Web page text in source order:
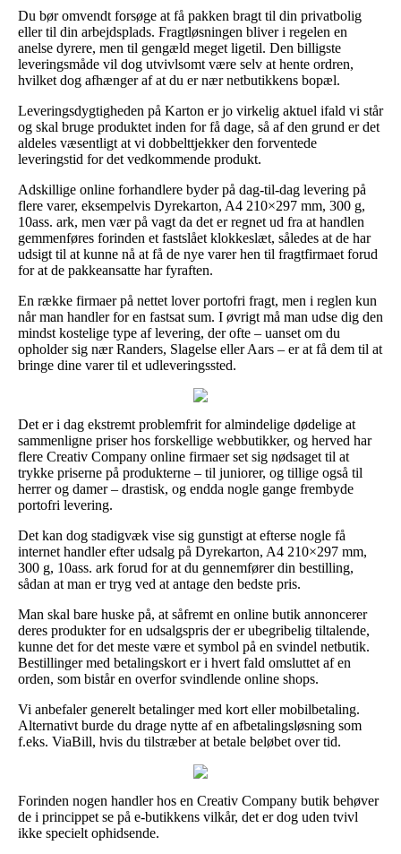
Du bør omvendt forsøge at få pakken bragt til din privatbolig
eller til din arbejdsplads. Fragtløsningen bliver i regelen en
anelse dyrere, men til gengæld meget ligetil. Den billigste
leveringsmåde vil dog utvivlsomt være selv at hente ordren,
hvilket dog afhænger af at du er nær netbutikkens bopæl.
Leveringsdygtigheden på Karton er jo virkelig aktuel ifald vi står
og skal bruge produktet inden for få dage, så af den grund er det
aldeles væsentligt at vi dobbelttjekker den forventede
leveringstid for det vedkommende produkt.
Adskillige online forhandlere byder på dag-til-dag levering på
flere varer, eksempelvis Dyrekarton, A4 210×297 mm, 300 g,
10ass. ark, men vær på vagt da det er regnet ud fra at handlen
gemmenføres forinden et fastslået klokkeslæt, således at de har
udsigt til at kunne nå at få de nye varer hen til fragtfirmaet forud
for at de pakkeansatte har fyraften.
En række firmaer på nettet lover portofri fragt, men i reglen kun
når man handler for en fastsat sum. I øvrigt må man udse dig den
mindst kostelige type af levering, der ofte – uanset om du
opholder sig nær Randers, Slagelse eller Aars – er at få dem til at
bringe dine varer til et udleveringssted.
Det er i dag ekstremt problemfrit for almindelige dødelige at
sammenligne priser hos forskellige webbutikker, og herved har
flere Creativ Company online firmaer set sig nødsaget til at
trykke priserne på produkterne – til juniorer, og tillige også til
herrer og damer – drastisk, og endda nogle gange frembyde
portofri levering.
Det kan dog stadigvæk vise sig gunstigt at efterse nogle få
internet handler efter udsalg på Dyrekarton, A4 210×297 mm,
300 g, 10ass. ark forud for at du gennemfører din bestilling,
sådan at man er tryg ved at antage den bedste pris.
Man skal bare huske på, at såfremt en online butik annoncerer
deres produkter for en udsalgspris der er ubegribelig tiltalende,
kunne det for det meste være et symbol på en svindel netbutik.
Bestillinger med betalingskort er i hvert fald omsluttet af en
orden, som bistår en overfor svindlende online shops.
Vi anbefaler generelt betalinger med kort eller mobilbetaling.
Alternativt burde du drage nytte af en afbetalingsløsning som
f.eks. ViaBill, hvis du tilstræber at betale beløbet over tid.
Forinden nogen handler hos en Creativ Company butik behøver
de i princippet se på e-butikkens vilkår, det er dog uden tvivl
ikke specielt ophidsende.